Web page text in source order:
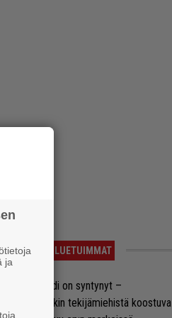
LUETUIMMAT
superbändi on syntynyt –
tekijämiehistä koostuva
ja